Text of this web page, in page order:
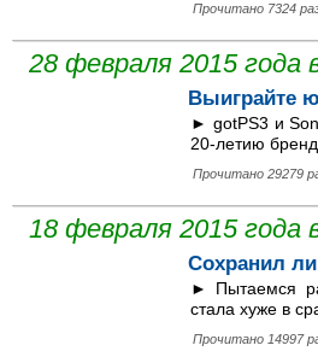
Прочитано 7324
28 февраля 2015 года
Выиграйте
► gotPS3 и
20-летию
Прочитано 29279
18 февраля 2015 года
Сохранил
► Пытаемся
стала хуже в
Прочитано 14997